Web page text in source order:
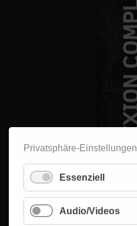
Privatsphäre-Einstellungen
Essenziell
Audio/Videos